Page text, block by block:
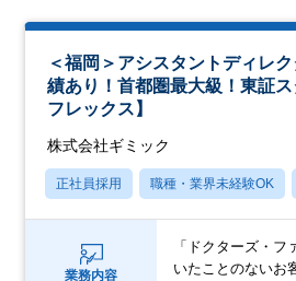
＜福岡＞アシスタントディレ
績あり！首都圏最大級！東証
フレックス】
株式会社ギミック
正社員採用 職種・業界未経験OK
業務内容
「ドクターズ・
いたことのないお